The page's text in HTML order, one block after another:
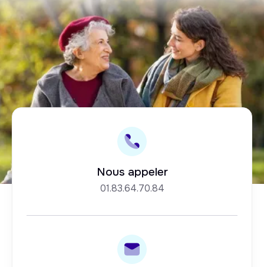
Nous appeler
01.83.64.70.84